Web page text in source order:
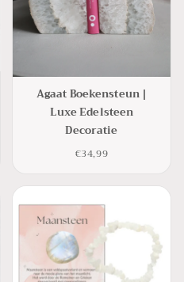
Agaat Boekensteun |
Luxe Edelsteen
Decoratie
€34,99